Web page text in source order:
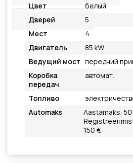
Подробнее
Цвет
белый
Дверей
5
Мест
4
Двигатель
85 kW
Ведущий мост передний
Коробка
передач
автомат.
Топливо
Automaks
Aastamaks:
150 €